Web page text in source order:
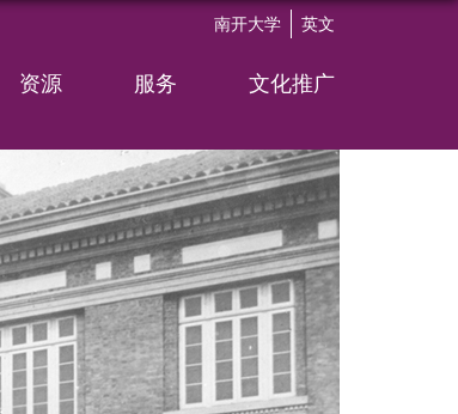
英文
南开大学
资源 服务 文化推广